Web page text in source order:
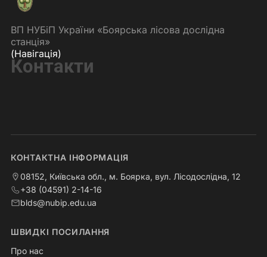
ВП НУБіП України «Боярська лісова дослідна
станція»
(Навігація)
Контакти
КОНТАКТНА ІНФОРМАЦІЯ
08152, Київська обл., м. Боярка, вул. Лісодослідна, 12
+38 (04591) 2-14-16
blds@nubip.edu.ua
ШВИДКІ ПОСИЛАННЯ
Про нас